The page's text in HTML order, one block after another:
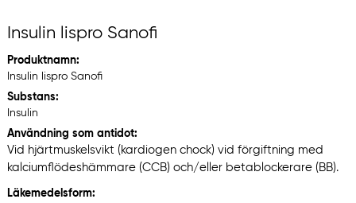
Insulin lispro Sanofi
Produktnamn:
Insulin lispro Sanofi
Substans:
Insulin
Användning som antidot:
Vid hjärtmuskelsvikt (kardiogen chock) vid förgiftning med
kalciumflödeshämmare (CCB) och/eller betablockerare (BB).
Läkemedelsform: